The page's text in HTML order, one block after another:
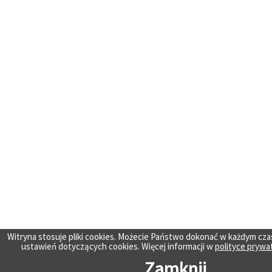
Witryna stosuje pliki cookies. Możecie Państwo dokonać w każdym
ustawień dotyczących cookies. Więcej informacji wpolityce